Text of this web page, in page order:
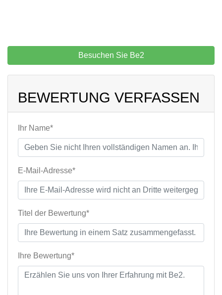
Besuchen Sie Be2
BEWERTUNG VERFASSEN
Ihr Name*
E-Mail-Adresse*
Titel der Bewertung*
Ihre Bewertung*